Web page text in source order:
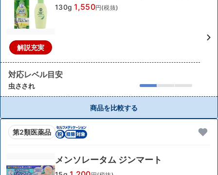
解説充実
130g 1,550円(税抜)
対応レベル目安
虫さされ
商品を比較する
第2類医薬品
メンソレータム ジンマート